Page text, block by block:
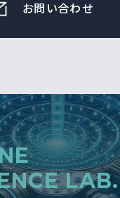
お問い合わせ
LAB.